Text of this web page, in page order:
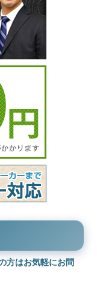
方はお気軽にお問